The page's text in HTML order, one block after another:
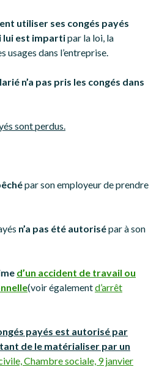
utiliser ses congés payés
lui est impartipar la loi, la
dans l’entreprise.
n’a pas pris les congés dans
sont perdus.
par son employeur de prendre
n’a pas été autorisépar à son
d’un accident de travail ou
(voir égalementd’arrêt
payés est autorisé par
de le matérialiser par un
Chambre sociale, 9 janvier